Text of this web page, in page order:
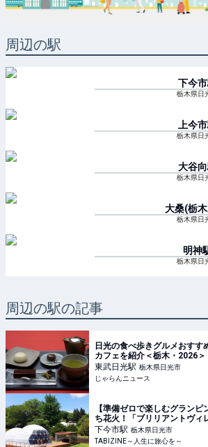
周辺の駅
下今市
栃木県日
上今市
栃木県日
大谷向
栃木県日
大桑(栃
栃木県日
明神
栃木県日
周辺の駅の記事
日光の食べ歩きグルメおすす
カフェを紹介＜栃木・2026
東武日光駅 栃木県日光市
じゃらんニュース
【準備ゼロで楽しむグラン
ち花火！「ブリリアントヴィ
プランが予約開始｜栃木県 |
～
下今市駅 栃木県日光市
TABIZINE～人生に旅心を～